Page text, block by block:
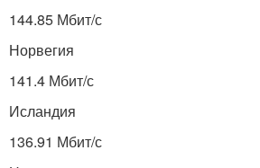
144.85 Мбит/с
Норвегия
141.4 Мбит/с
Исландия
136.91 Мбит/с